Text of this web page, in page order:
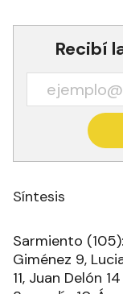
Recibí
Síntesis
Sarmiento
Giménez 9,
11, Juan Delón